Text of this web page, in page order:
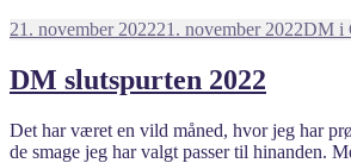
Udgivet
21. november 202221. november 2022DM i
DM slutspurten 2022
Det har været en vild måned, hvor jeg har
de smage jeg har valgt passer til hinanden.